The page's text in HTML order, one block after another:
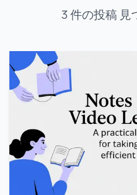
につ
3件の投稿 見